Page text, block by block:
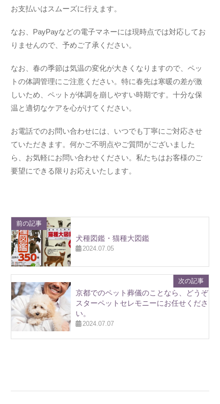
お支払いはスムーズに行えます。
なお、PayPayなどの電子マネーには現時点では対応してお
りませんので、予めご了承ください。
なお、春の季節は気温の変化が大きくなりますので、ペッ
トの体調管理にご注意ください。特に春先は寒暖の差が激
しいため、ペットが体調を崩しやすい時期です。十分な保
温と適切なケアを心がけてください。
お電話でのお問い合わせには、いつでも丁寧にご対応させ
ていただきます。何かご不明点やご質問がございました
ら、お気軽にお問い合わせください。私たちはお客様のご
要望にできる限りお応えいたします。
前の記事
犬種図鑑・猫種大図鑑
2024.07.05
次の記事
京都でのペット葬儀のことなら、どうぞ
スターペットセレモニーにお任せくださ
い。
2024.07.07